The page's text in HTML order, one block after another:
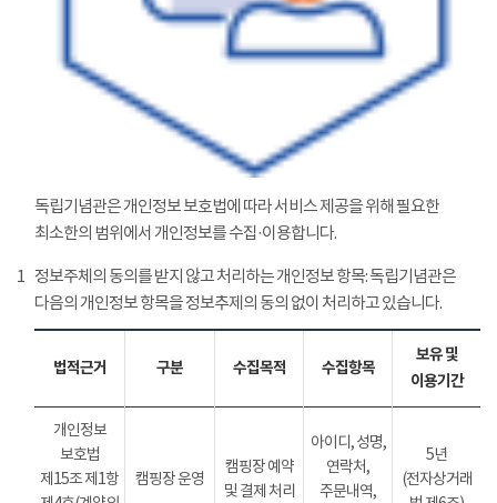
독립기념관은 개인정보 보호법에 따라 서비스 제공을 위해 필요한
최소한의 범위에서 개인정보를 수집·이용합니다.
1 정보주체의 동의를 받지 않고 처리하는 개인정보 항목: 독립기념관은
다음의 개인정보 항목을 정보추제의 동의 없이 처리하고 있습니다.
법적근거 구분 수집목적 수집항목
보유 및
이용기간
개인정보
보호법
제15조 제1항
캠핑장 운영
캠핑장 예약
및 결제 처리
아이디, 성명,
연락처,
주문내역,
5년
(전자상거래